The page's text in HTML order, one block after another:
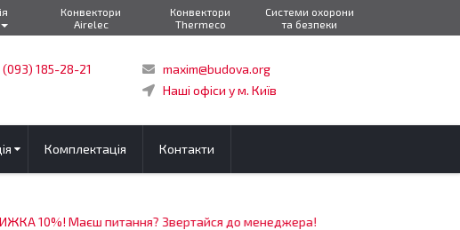
Конвектори
Airelec
Конвектори
Thermeco
Системи охорони
та безпеки
(093) 185-28-21
maxim@budova.org
Наші офіси у м. Київ
Комплектація Контакти
10%! Маєш питання? Звертайся до менеджера!